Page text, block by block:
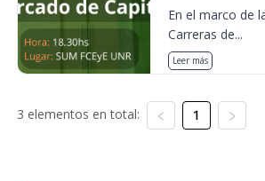
En el marco de
Carreras de...
Leer más
3 elementos en total: 1